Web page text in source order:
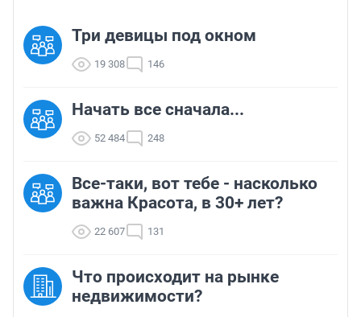
Три девицы под окном
19 308 146
Начать все сначала...
52 484 248
Все-таки, вот тебе - насколько
важна Красота, в 30+ лет?
22 607 131
Что происходит на рынке
недвижимости?